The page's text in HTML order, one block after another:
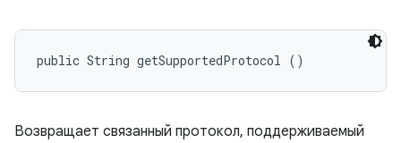
public String getSupportedProtocol ()
Возвращает связанный протокол, поддерживаемый